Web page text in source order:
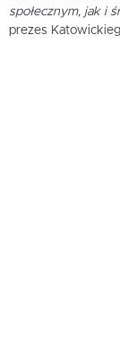
społecznym, jak i
prezes